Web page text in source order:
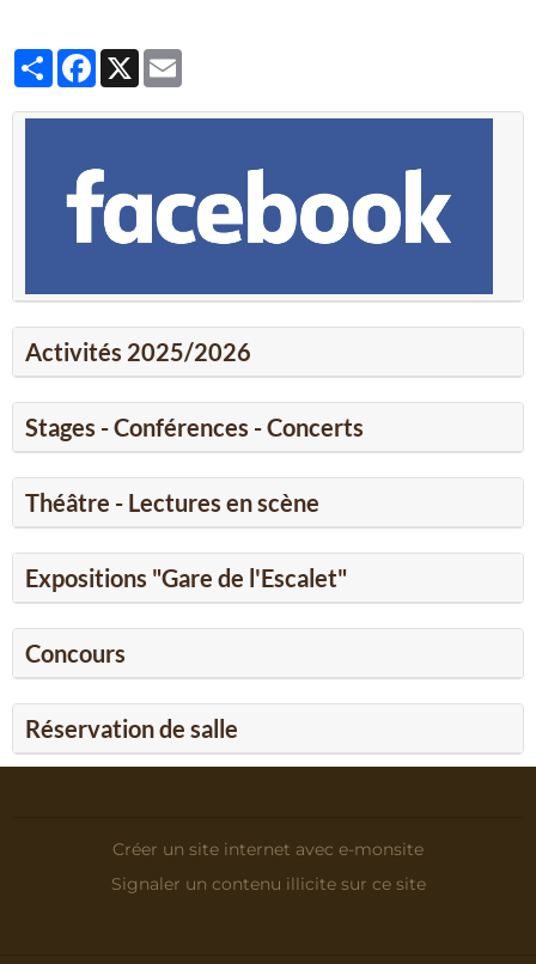
PartagerFacebook
X
Activités 2025/2026
Stages - Conférences - Concerts
Théâtre - Lectures en scène
Expositions "Gare de l'Escalet"
Concours
Réservation de salle
Créer un site internet avec e-monsite
Signaler un contenu illicite sur ce site